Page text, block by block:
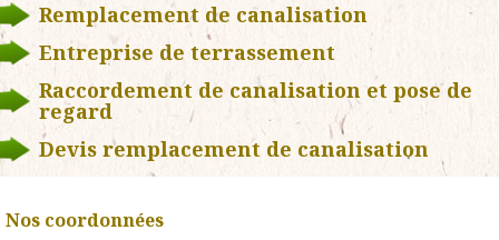
Remplacement de canalisation
Entreprise de terrassement
Raccordement de canalisation et pose de
regard
Devis remplacement de canalisation
Nos coordonnées